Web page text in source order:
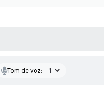
Tom de voz: